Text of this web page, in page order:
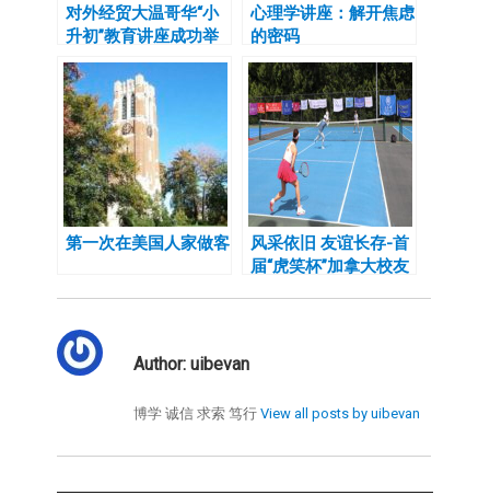
对外经贸大温哥华“小
升初”教育讲座成功举
办
心理学讲座：解开焦虑
的密码
第一次在美国人家做客
风采依旧 友谊长存-首
届“虎笑杯”加拿大校友
Author:uibevan
博学 诚信 求索 笃行 View all posts by uibevan